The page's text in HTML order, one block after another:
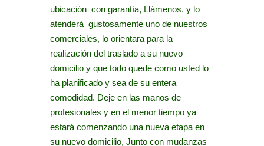
ubicación con garantía, Llámenos. y lo
atenderá gustosamente uno de nuestros
comerciales, lo orientara para la
realización del traslado a su nuevo
domicilio y que todo quede como usted lo
ha planificado y sea de su entera
comodidad. Deje en las manos de
profesionales y en el menor tiempo ya
estará comenzando una nueva etapa en
su nuevo domicilio, Junto con mudanzas